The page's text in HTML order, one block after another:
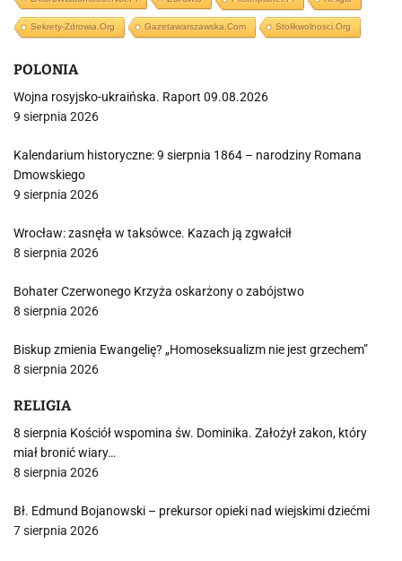
Sekrety-Zdrowia.org Gazetawarszawska.com Stolikwolnosci.org
POLONIA
Wojna rosyjsko-ukraińska. Raport 09.08.2026
9 sierpnia 2026
Kalendarium historyczne: 9 sierpnia 1864 – narodziny Romana
Dmowskiego
9 sierpnia 2026
Wrocław: zasnęła w taksówce. Kazach ją zgwałcił
8 sierpnia 2026
Bohater Czerwonego Krzyża oskarżony o zabójstwo
8 sierpnia 2026
Biskup zmienia Ewangelię? „Homoseksualizm nie jest grzechem”
8 sierpnia 2026
RELIGIA
8 sierpnia Kościół wspomina św. Dominika. Założył zakon, który
miał bronić wiary…
8 sierpnia 2026
Bł. Edmund Bojanowski – prekursor opieki nad wiejskimi dziećmi
7 sierpnia 2026